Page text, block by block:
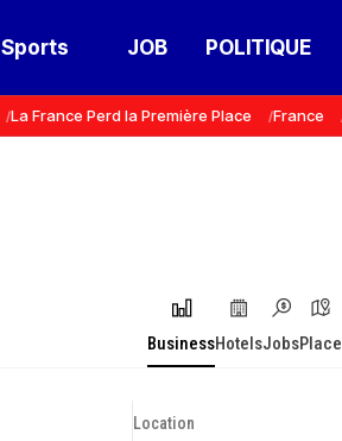
Sports JOB POLITIQUE
La France Perd la Première Place France
BusinessHotelsJobsPlace